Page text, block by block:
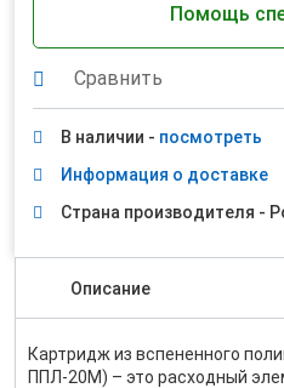
Помощь
Сравнить
В наличии - посмотреть
Информация о доставке
Страна производителя -
Описание
Картридж из вспененного
ППЛ‑20М) – это расходный